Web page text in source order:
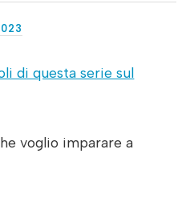
di questa serie sul
voglio imparare a